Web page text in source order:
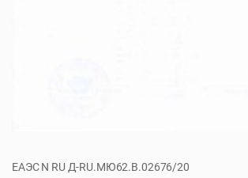
ЕАЭС N RU Д-RU.МЮ62.В.02676/20